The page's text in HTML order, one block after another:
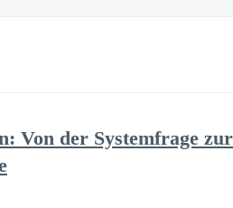
Von der Systemfrage